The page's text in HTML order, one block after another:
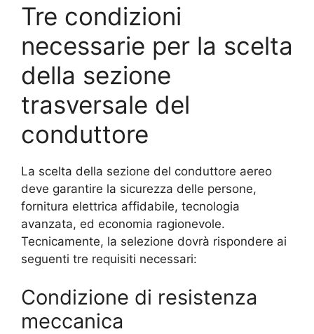
Tre condizioni
necessarie per la scelta
della sezione
trasversale del
conduttore
La scelta della sezione del conduttore aereo
deve garantire la sicurezza delle persone,
fornitura elettrica affidabile, tecnologia
avanzata, ed economia ragionevole.
Tecnicamente, la selezione dovrà rispondere ai
seguenti tre requisiti necessari:
Condizione di resistenza
meccanica